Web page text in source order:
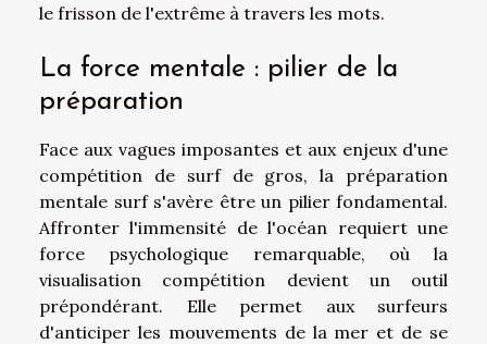
le frisson de l'extrême à travers les mots.
La force mentale : pilier de la
préparation
Face aux vagues imposantes et aux enjeux d'une
compétition de surf de gros, la préparation
mentale surf s'avère être un pilier fondamental.
Affronter l'immensité de l'océan requiert une
force psychologique remarquable, où la
visualisation compétition devient un outil
prépondérant. Elle permet aux surfeurs
d'anticiper les mouvements de la mer et de se